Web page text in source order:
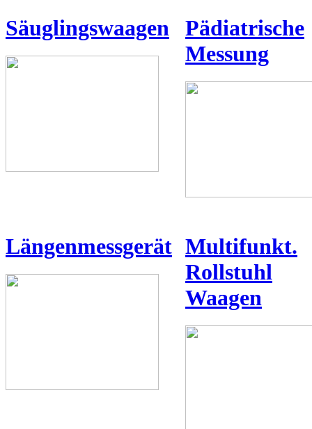
Säuglingswaagen
Pädiatrische
Messung
Längenmessgerät Multifunkt.
Rollstuhl
Waagen